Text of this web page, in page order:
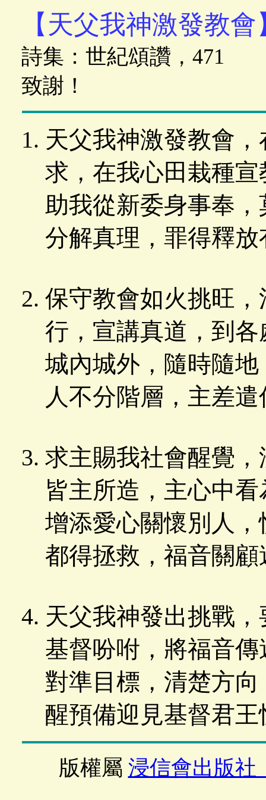
【天父我神激發教會
詩集：世紀頌讚，
致謝！
天父我神激發教會
求，在我心田栽種
助我從新委身事奉
分解真理，罪得釋放
保守教會如火挑旺
行，宣講真道，到
城內城外，隨時隨
人不分階層，主差
求主賜我社會醒覺
皆主所造，主心中
增添愛心關懷別人
都得拯救，福音關顧
天父我神發出挑戰
基督吩咐，將福音傳
對準目標，清楚方
醒預備迎見基督君王
版權屬 浸信會出版社